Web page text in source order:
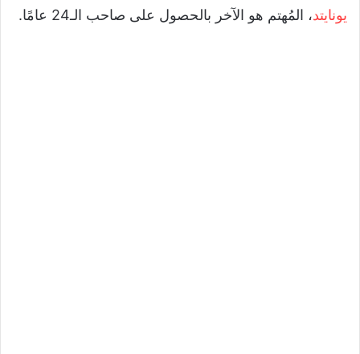
يونايتد، المُهتم هو الآخر بالحصول على صاحب الـ24 عامًا.